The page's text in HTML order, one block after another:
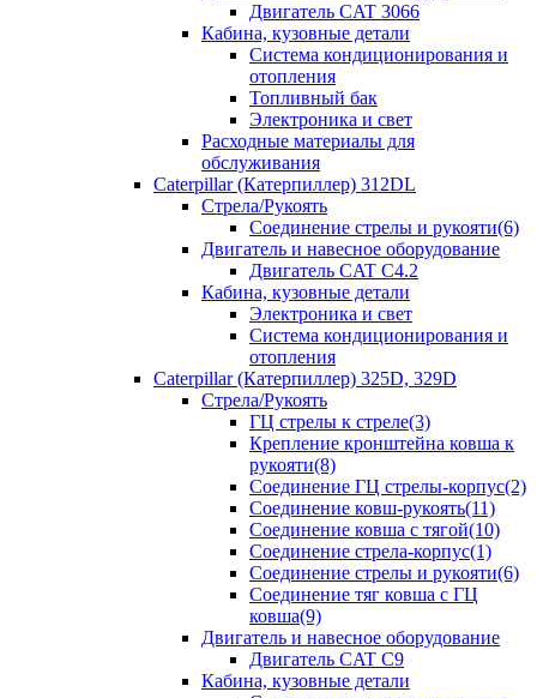
Двигатель CAT 3066
Кабина, кузовные детали
Система кондиционирования и
отопления
Топливный бак
Электроника и свет
Расходные материалы для
обслуживания
Caterpillar (Катерпиллер) 312DL
Стрела/Рукоять
Соединение стрелы и рукояти(6)
Двигатель и навесное оборудование
Двигатель CAT С4.2
Кабина, кузовные детали
Электроника и свет
Система кондиционирования и
отопления
Caterpillar (Катерпиллер) 325D, 329D
Стрела/Рукоять
ГЦ стрелы к стреле(3)
Крепление кронштейна ковша к
рукояти(8)
Соединение ГЦ стрелы-корпус(2)
Соединение ковш-рукоять(11)
Соединение ковша с тягой(10)
Соединение стрела-корпус(1)
Соединение стрелы и рукояти(6)
Соединение тяг ковша с ГЦ
ковша(9)
Двигатель и навесное оборудование
Двигатель CAT C9
Кабина, кузовные детали